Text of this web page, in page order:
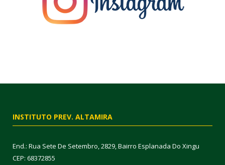
INSTITUTO PREV. ALTAMIRA
End.: Rua Sete De Setembro, 2829, Bairro Esplanada Do Xingu
CEP: 68372855